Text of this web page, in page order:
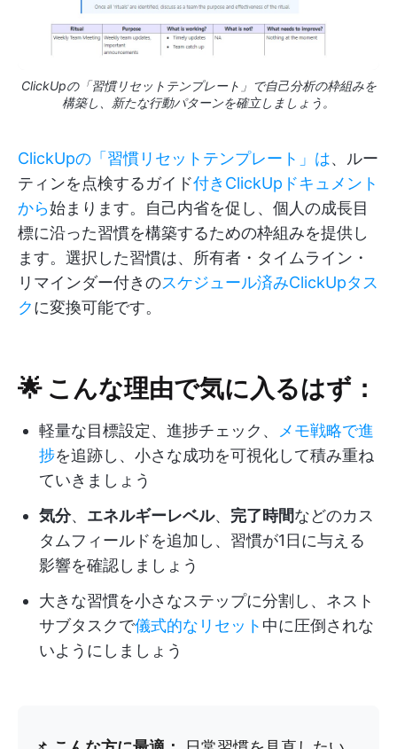
ClickUpの「習慣リセットテンプレート」で自己分析の枠組みを
構築し、新たな行動パターンを確立しましょう。
ClickUpの「習慣リセットテンプレート」は、ルー
ティンを点検するガイド付きClickUpドキュメント
から始まります。自己内省を促し、個人の成長目
標に沿った習慣を構築するための枠組みを提供し
ます。選択した習慣は、所有者・タイムライン・
リマインダー付きのスケジュール済みClickUpタス
クに変換可能です。
🌟 こんな理由で気に入るはず：
軽量な目標設定、進捗チェック、
メモ戦略で進
捗を追跡し、小さな成功を可視化して積み重ね
ていきましょう
気分、 エネルギーレベル、 完了時間などのカス
タムフィールドを追加し、習慣が1日に与える
影響を確認しましょう
大きな習慣を小さなステップに分割し、ネスト
サブタスクで儀式的なリセット 中に圧倒されな
いようにしましょう